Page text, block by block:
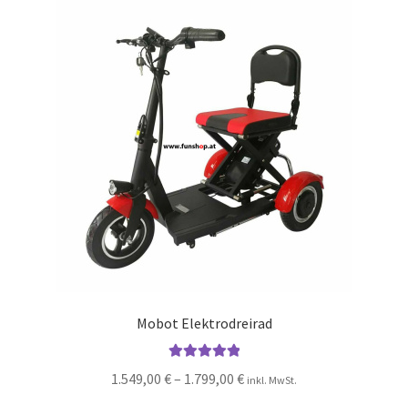
Mobot Elektrodreirad
von 5
1.549,00 €– 1.799,00 € inkl. MwSt.